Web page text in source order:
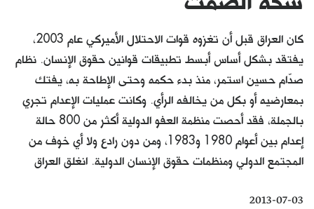
فكرة
دفاتر
بالصورة
كتّابنا
الأرشيف
كان العراق قبل أن تغزوه قوات الاحتلال الأميركي عام 2003،
يفتقد بشكل أساس أبسط تطبيقات قوانين حقوق الإنسان. نظام
صدّام حسين استمر، منذ بدء حكمه وحتى الإطاحة به، يفتك
بمعارضيه أو بكل من يخالفه الرأي. وكانت عمليات الإعدام تجري
بالجملة، فقد أحصت منظمة العفو الدولية أكثر من 800 حالة
إعدام بين أعوام 1980 و1983، ومن دون رادع ولا أي خوف من
المجتمع الدولي ومنظمات حقوق الإنسان الدولية. انغلق العراق
2013-07-03